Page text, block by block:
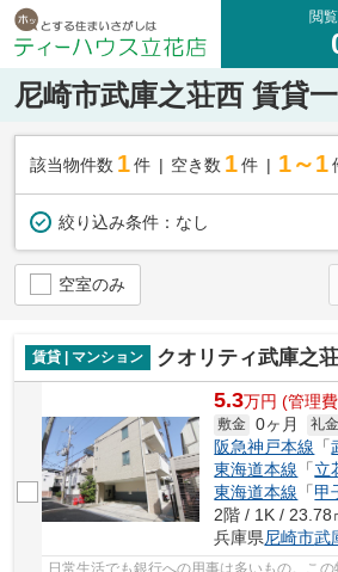
閲
尼崎市武庫之荘西 賃貸
該当物件数 1件 空き数 1 件 1～1
絞り込み条件： なし
空室のみ
賃貸 | マンション クオリティ武庫之荘
5.3万円 (管理
敷金 0ヶ月 礼金
阪急神戸本線 「
東海道本線 「立
東海道本線 「甲
2階 / 1K / 23.78
兵庫県尼崎市武